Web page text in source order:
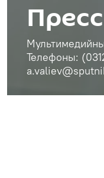
Телефоны: